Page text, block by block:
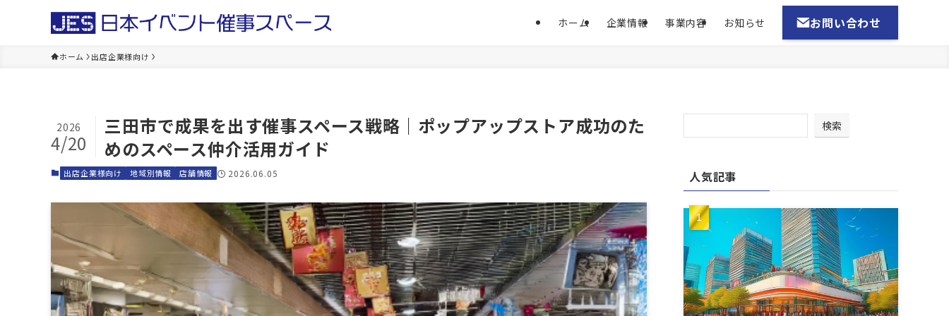
ホーム 企業情報 事業内容 お知らせ お問い合わせ
ホーム 出店企業様向け
三田市で成果を出す催事スペース戦略｜ポップアップストア成功のた
めのスペース仲介活用ガイド
2026
4/20
出店企業様向け 地域別情報 店舗情報 2026.06.05
検索
人気記事